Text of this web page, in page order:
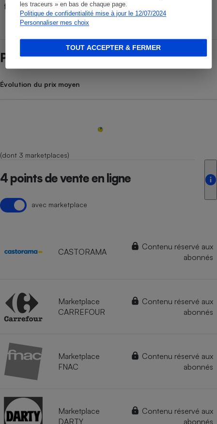
les traceurs » en bas de chaque page.
Politique de confidentialité mise à jour le 12/07/2024
Personnaliser mes choix
TOUT ACCEPTER & FERMER
fabricant)
Prix et magasins
Évolution du prix moyen
(dont 3 marketplaces)
4 points de vente en ligne
avec marketplace
CASTORAMA
Contenu réservé aux
abonnés
Marketplace
CARREFOUR
Contenu réservé aux
abonnés
Marketplace
FNAC
Contenu réservé aux
abonnés
Marketplace
DARTY
Contenu réservé aux
abonnés